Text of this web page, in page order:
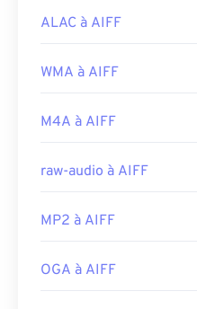
ALAC à AIFF
WMA à AIFF
M4A à AIFF
raw-audio à AIFF
MP2 à AIFF
OGA à AIFF